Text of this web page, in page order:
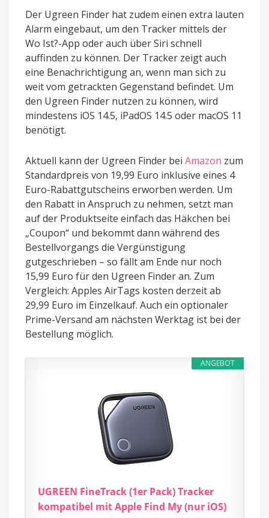
Der Ugreen Finder hat zudem einen extra lauten
Alarm eingebaut, um den Tracker mittels der
Wo Ist?-App oder auch über Siri schnell
auffinden zu können. Der Tracker zeigt auch
eine Benachrichtigung an, wenn man sich zu
weit vom getrackten Gegenstand befindet. Um
den Ugreen Finder nutzen zu können, wird
mindestens iOS 14.5, iPadOS 14.5 oder macOS 11
benötigt.
Aktuell kann der Ugreen Finder bei Amazon zum
Standardpreis von 19,99 Euro inklusive eines 4
Euro-Rabattgutscheins erworben werden. Um
den Rabatt in Anspruch zu nehmen, setzt man
auf der Produktseite einfach das Häkchen bei
„Coupon“ und bekommt dann während des
Bestellvorgangs die Vergünstigung
gutgeschrieben – so fällt am Ende nur noch
15,99 Euro für den Ugreen Finder an. Zum
Vergleich: Apples AirTags kosten derzeit ab
29,99 Euro im Einzelkauf. Auch ein optionaler
Prime-Versand am nächsten Werktag ist bei der
Bestellung möglich.
ANGEBOT
UGREEN FineTrack (1er Pack) Tracker
kompatibel mit Apple Find My (nur iOS)